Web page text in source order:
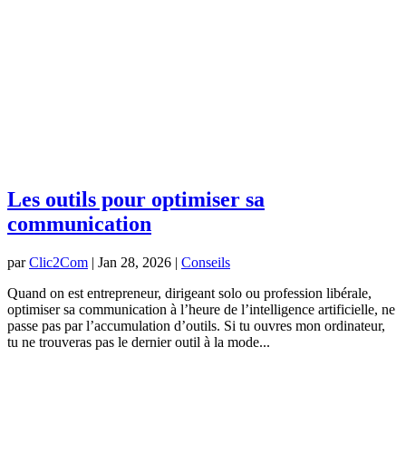
Les outils pour optimiser sa
communication
parClic2Com | Jan 28, 2026 | Conseils
Quand on est entrepreneur, dirigeant solo ou profession libérale,
optimiser sa communication à l’heure de l’intelligence artificielle, ne
passe pas par l’accumulation d’outils. Si tu ouvres mon ordinateur,
tu ne trouveras pas le dernier outil à la mode...